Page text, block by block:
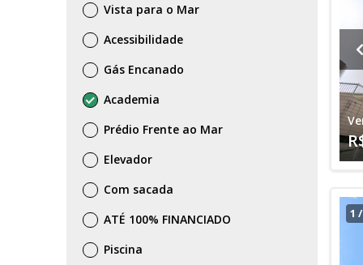
Vista para o Mar
Acessibilidade
Gás Encanado
Academia
Prédio Frente ao Mar
Elevador
Com sacada
ATÉ 100% FINANCIADO
Piscina
1 /